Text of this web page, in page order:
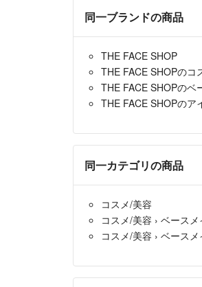
同一ブランドの商品
THE FACE SHOP
THE FACE SHOPのコ
THE FACE SHOPのベ
THE FACE SHOPのア
同一カテゴリの商品
コスメ/美容
コスメ/美容 › ベース
コスメ/美容 › ベース